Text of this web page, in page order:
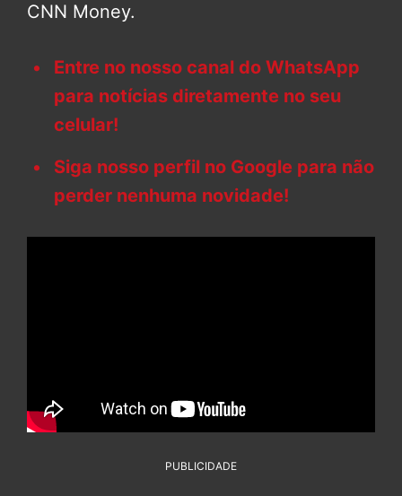
CNN Money.
Entre no nosso canal do WhatsApp
para notícias diretamente no seu
celular!
Siga nosso perfil no Google para não
perder nenhuma novidade!
PUBLICIDADE